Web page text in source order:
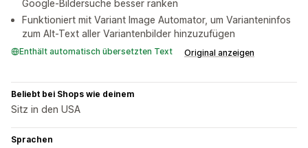
Google-Bildersuche besser ranken
Funktioniert mit Variant Image Automator, um Varianteninfos
zum Alt-Text aller Variantenbilder hinzuzufügen
Enthält automatisch übersetzten Text Original anzeigen
Beliebt bei Shops wie deinem
Sitz in den USA
Sprachen